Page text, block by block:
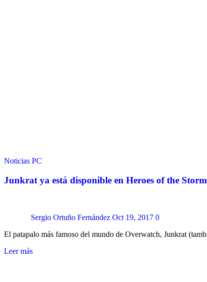
Noticias PC
Junkrat ya está disponible en Heroes of the Storm
Sergio Ortuño Fernández Oct 19, 2017 0
El patapalo más famoso del mundo de Overwatch, Junkrat
Leer más